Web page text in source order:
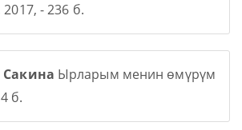
- 236 б.
Ырларым менин өмүрүм
б.